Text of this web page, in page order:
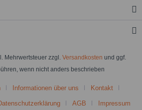
Mehrwertsteuer zzgl. Versandkosten und ggf.
wenn nicht anders beschrieben
Informationen über uns Kontakt
AGB
Impressum